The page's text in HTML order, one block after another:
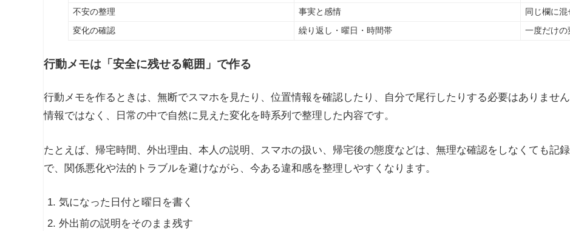
不安の整理 事実と感情 同じ欄に混
変化の確認 繰り返し・曜日・時間帯 一度だけの
行動メモは「安全に残せる範囲」で作る
行動メモを作るときは、無断でスマホを見たり、位置情報を確認したり、自分で尾行したりする必要はありませ
情報ではなく、日常の中で自然に見えた変化を時系列で整理した内容です。
たとえば、帰宅時間、外出理由、本人の説明、スマホの扱い、帰宅後の態度などは、無理な確認をしなくても記
で、関係悪化や法的トラブルを避けながら、今ある違和感を整理しやすくなります。
気になった日付と曜日を書く
外出前の説明をそのまま残す